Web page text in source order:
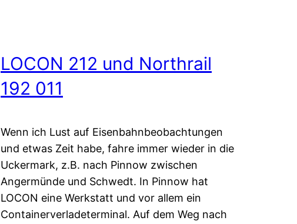
LOCON 212 und Northrail
192 011
Wenn ich Lust auf Eisenbahnbeobachtungen
und etwas Zeit habe, fahre immer wieder in die
Uckermark, z.B. nach Pinnow zwischen
Angermünde und Schwedt. In Pinnow hat
LOCON eine Werkstatt und vor allem ein
Containerverladeterminal. Auf dem Weg nach